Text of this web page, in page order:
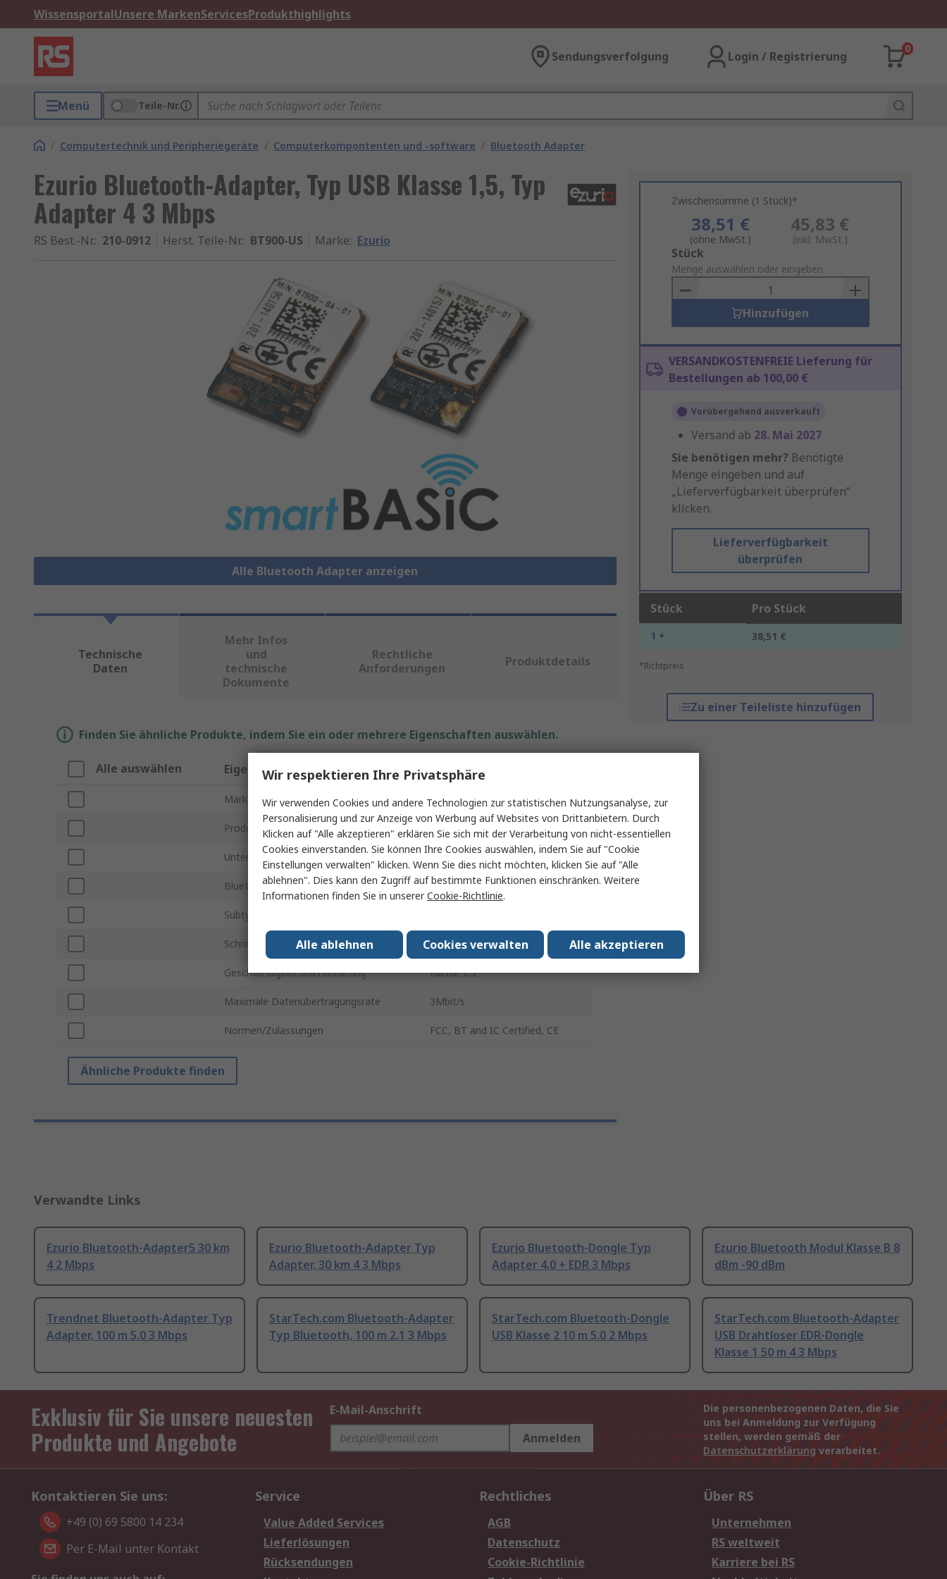
WissensportalUnsere MarkenServicesProdukthighlights
Sendungsverfolgung Login / Registrierung
0
Menü Teile-Nr.
/ Computertechnik und Peripheriegeräte / Computerkompontenten und -software / Bluetooth Adapter
Ezurio Bluetooth-Adapter, Typ USB Klasse 1,5, Typ
Adapter 4 3 Mbps
RS Best.-Nr.: 210-0912 Herst. Teile-Nr.: BT900-US Marke: Ezurio
Alle Bluetooth Adapter anzeigen
Zwischensumme (1 Stück)*
38,51 €
(ohne MwSt.)
45,83 €
(inkl. MwSt.)
Add
to
Basket
Stück
Menge auswählen oder eingeben
Hinzufügen
VERSANDKOSTENFREIE Lieferung für
Bestellungen ab 100,00 €
Vorübergehend ausverkauft
Versand ab 28. Mai 2027
Sie benötigen mehr? Benötigte
Menge eingeben und auf
„Lieferverfügbarkeit überprüfen“
klicken.
Lieferverfügbarkeit
überprüfen
Stück Pro Stück
1 + 38,51 €
*Richtpreis
Zu einer Teileliste hinzufügen
Technische
Daten
Mehr Infos
und
technische
Dokumente
Rechtliche
Anforderungen
Produktdetails
Finden Sie ähnliche Produkte, indem Sie ein oder mehrere Eigenschaften auswählen.
Alle auswählen Eigenschaft Wert
Marke Ezurio
Produkt Typ Bluetooth-Adapter
Unterstützte Frequenzbänder 2.48GHz
Bluetooth-Version 4
Subtyp
Schnittstellentyp USB
Geschwindigkeitsklassifizierung Klasse 1,5
Maximale Datenübertragungsrate 3Mbit/s
Normen/Zulassungen FCC, BT and IC Certified, CE
Ähnliche Produkte finden
Verwandte Links
Ezurio Bluetooth-Adapter5 30 km
4 2 Mbps
Ezurio Bluetooth-Adapter Typ
Adapter, 30 km 4 3 Mbps
Ezurio Bluetooth-Dongle Typ
Adapter 4.0 + EDR 3 Mbps
Ezurio Bluetooth Modul Klasse B 8
dBm -90 dBm
Trendnet Bluetooth-Adapter Typ
Adapter, 100 m 5.0 3 Mbps
StarTech.com Bluetooth-Adapter
Typ Bluetooth, 100 m 2.1 3 Mbps
StarTech.com Bluetooth-Dongle
USB Klasse 2 10 m 5.0 2 Mbps
StarTech.com Bluetooth-Adapter
USB Drahtloser EDR-Dongle
Klasse 1 50 m 4 3 Mbps
Exklusiv für Sie unsere neuesten
Produkte und Angebote
E-Mail-Anschrift
Anmelden
Die personenbezogenen Daten, die Sie
uns bei Anmeldung zur Verfügung
stellen, werden gemäß der
Datenschutzerklärung verarbeitet.
Kontaktieren Sie uns:
+49 (0) 69 5800 14 234
Per E-Mail unter Kontakt
Service
Value Added Services
Lieferlösungen
Rücksendungen
Rechtliches
AGB
Datenschutz
Cookie-Richtlinie
Über RS
Unternehmen
RS weltweit
Karriere bei RS
Wir respektieren Ihre Privatsphäre
Wir verwenden Cookies und andere Technologien zur statistischen Nutzungsanalyse, zur
Personalisierung und zur Anzeige von Werbung auf Websites von Drittanbietern. Durch
Klicken auf "Alle akzeptieren" erklären Sie sich mit der Verarbeitung von nicht-essentiellen
Cookies einverstanden. Sie können Ihre Cookies auswählen, indem Sie auf "Cookie
Einstellungen verwalten" klicken. Wenn Sie dies nicht möchten, klicken Sie auf "Alle
ablehnen". Dies kann den Zugriff auf bestimmte Funktionen einschränken. Weitere
Informationen finden Sie in unsererCookie-Richtlinie.
Alle akzeptieren
Cookies verwalten
Alle ablehnen